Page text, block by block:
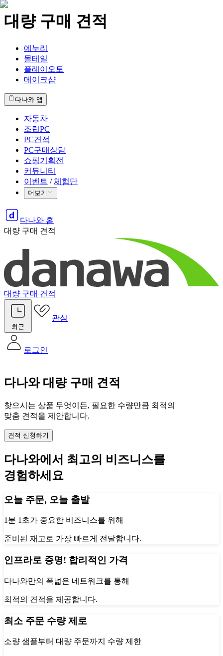
대량 구매 견적
에누리
몰테일
플레이오토
메이크샵
다나와 앱
자동차
조립PC
PC견적
PC구매상담
쇼핑기획전
커뮤니티
이벤트 / 체험단
더보기
다나와 홈
대량 구매 견적
대량 구매 견적
최근
관심
로그인
다나와 대량 구매 견적
찾으시는 상품 무엇이든, 필요한 수량만큼 최적의
맞춤 견적을 제안합니다.
견적 신청하기
다나와에서 최고의 비즈니스를
경험하세요
오늘 주문, 오늘 출발
1분 1초가 중요한 비즈니스를 위해
준비된 재고로 가장 빠르게 전달합니다.
인프라로 증명! 합리적인 가격
다나와만의 폭넓은 네트워크를 통해
최적의 견적을 제공합니다.
최소 주문 수량 제로
소량 샘플부터 대량 주문까지 수량 제한